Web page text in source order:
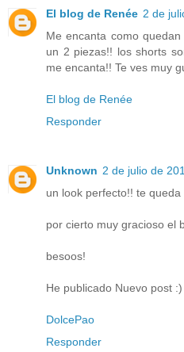
El blog de Renée 2 de
Me encanta como
un 2 piezas!! los shorts
me encanta!! Te ves muy
El blog de Renée
Responder
Unknown 2 de julio de
un look perfecto!! te queda
por cierto muy gracioso el
besoos!
He publicado Nuevo post :)
DolcePao
Responder